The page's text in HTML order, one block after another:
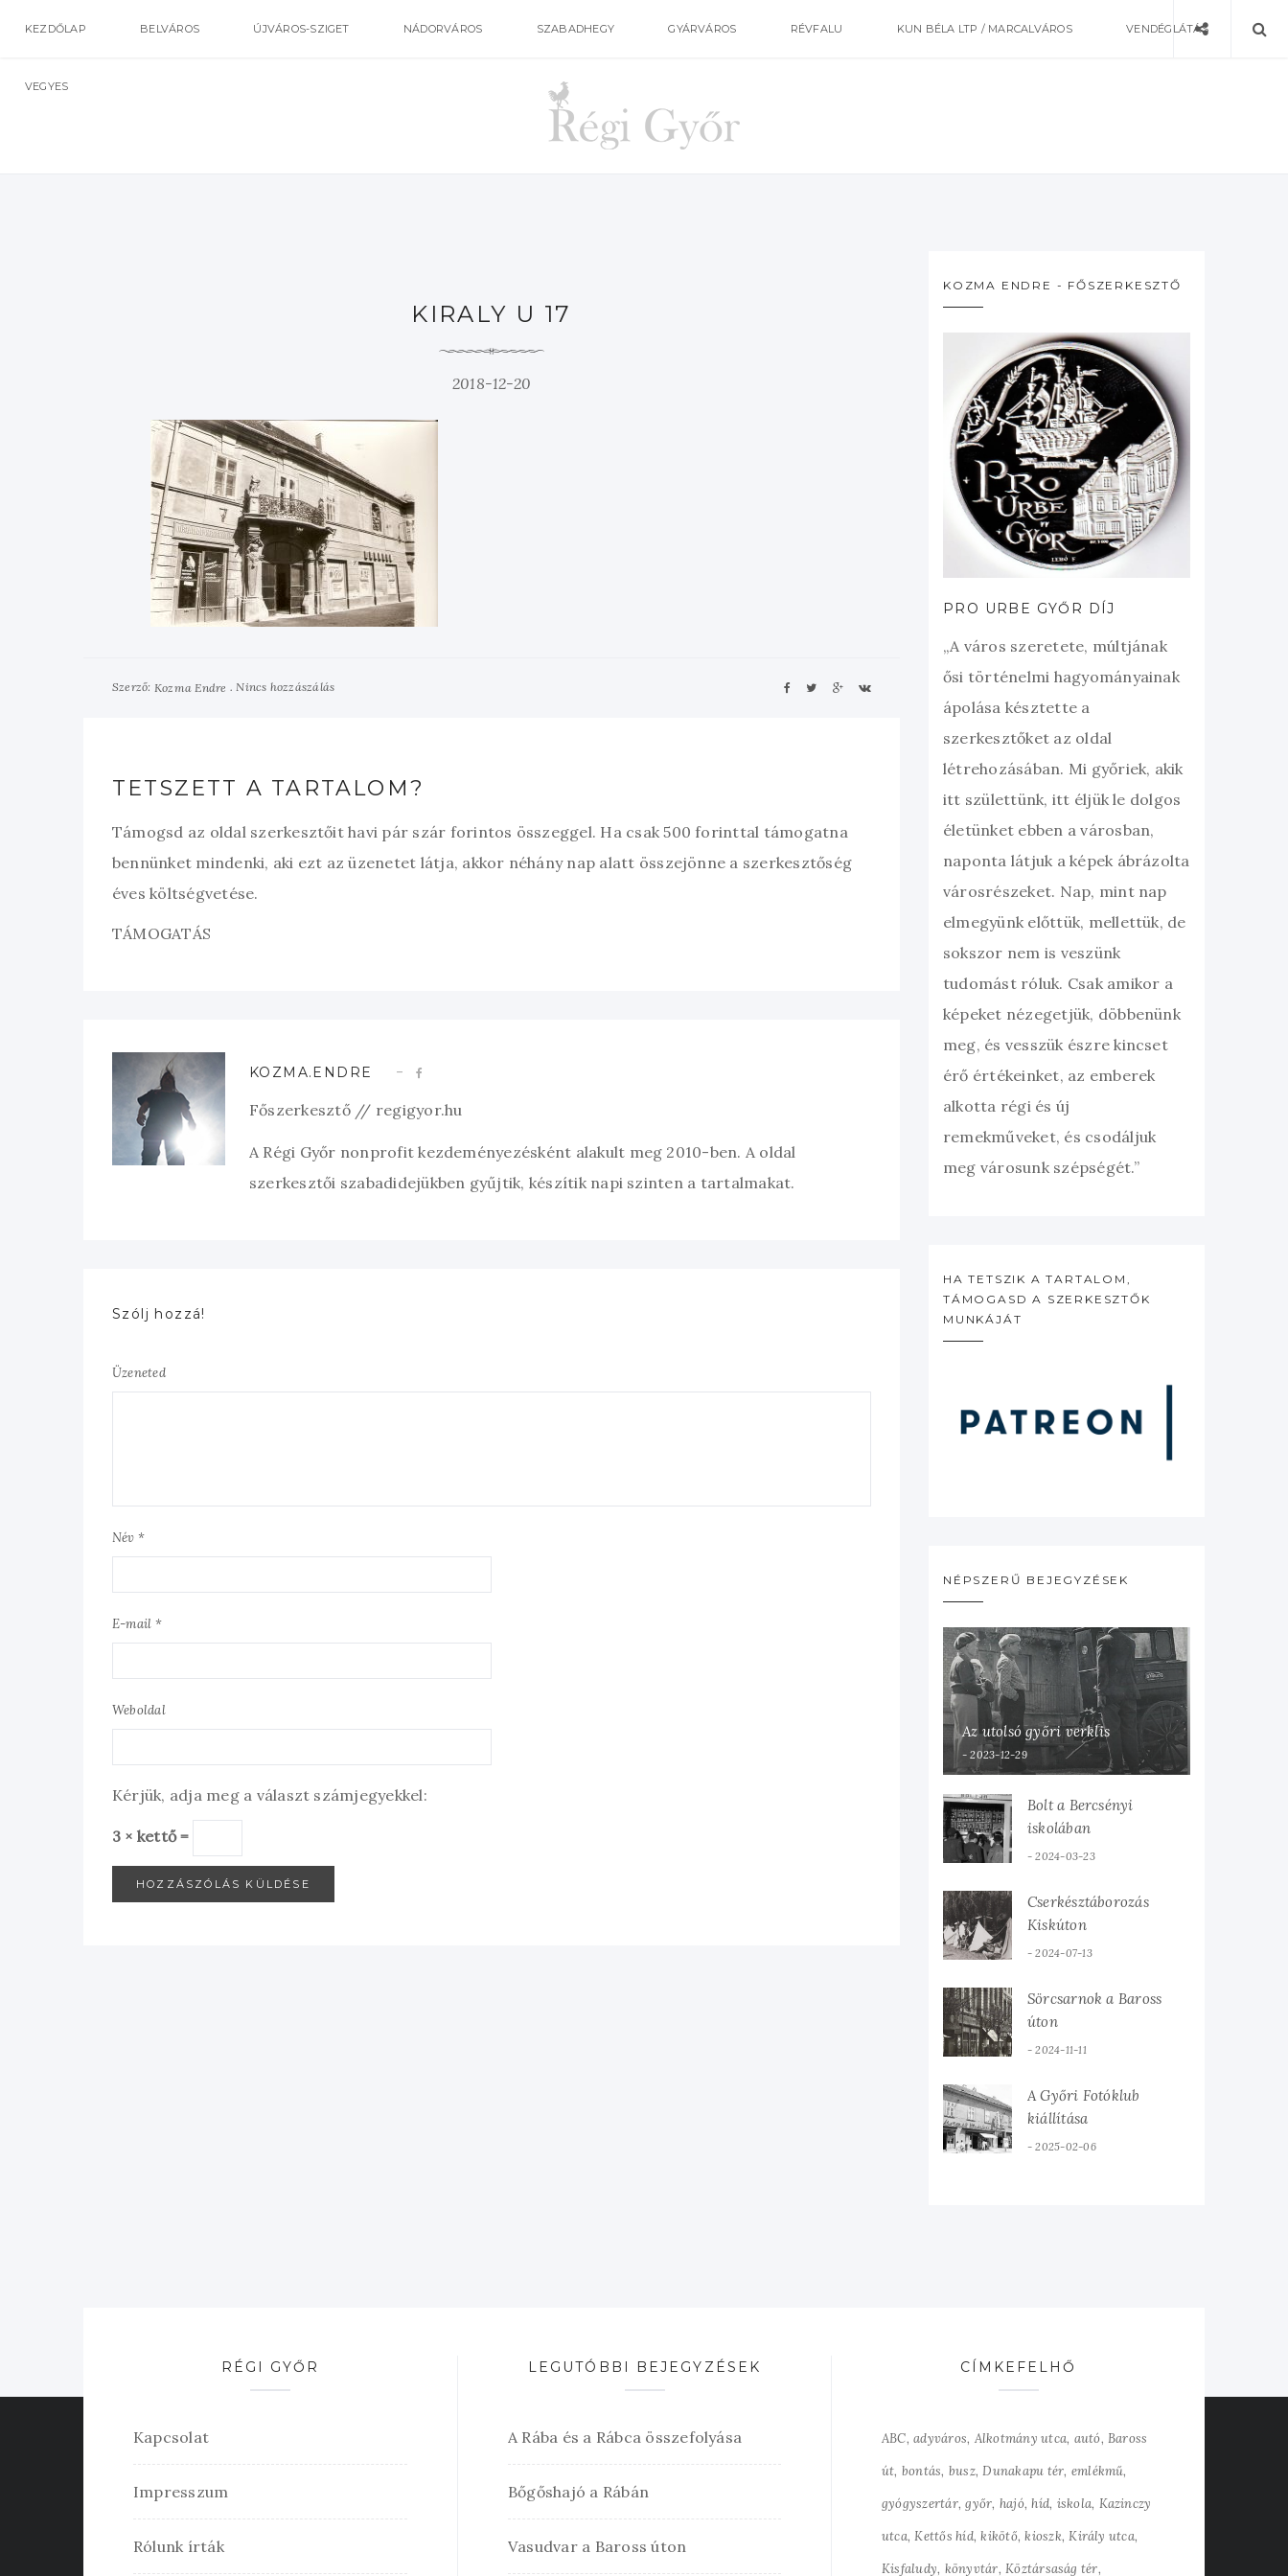
KEZDŐLAP BELVÁROS ÚJVÁROS-SZIGET NÁDORVÁROS SZABADHEGY GYÁRVÁROS RÉVFALU KUN BÉLA LTP / MARCALVÁROS VENDÉGLÁTÁS
VEGYES
KIRALY U 17
2018-12-20
Szerző: Kozma Endre Nincs hozzászálás
TETSZETT A TARTALOM?
Támogsd az oldal szerkesztőit havi pár szár forintos összeggel. Ha csak 500 forinttal támogatna
bennünket mindenki, aki ezt az üzenetet látja, akkor néhány nap alatt összejönne a szerkesztőség
éves költségvetése.
TÁMOGATÁS
KOZMA.ENDRE
Főszerkesztő // regigyor.hu
A Régi Győr nonprofit kezdeményezésként alakult meg 2010-ben. A oldal
szerkesztői szabadidejükben gyűjtik, készítik napi szinten a tartalmakat.
Szólj hozzá!
Üzeneted
Név *
E-mail *
Weboldal
Kérjük, adja meg a választ számjegyekkel:
3 × kettő =
KOZMA ENDRE - FŐSZERKESZTŐ
PRO URBE GYŐR DÍJ
„A város szeretete, múltjának
ősi történelmi hagyományainak
ápolása késztette a
szerkesztőket az oldal
létrehozásában. Mi győriek, akik
itt születtünk, itt éljük le dolgos
életünket ebben a városban,
naponta látjuk a képek ábrázolta
városrészeket. Nap, mint nap
elmegyünk előttük, mellettük, de
sokszor nem is veszünk
tudomást róluk. Csak amikor a
képeket nézegetjük, döbbenünk
meg, és vesszük észre kincset
érő értékeinket, az emberek
alkotta régi és új
remekműveket, és csodáljuk
meg városunk szépségét.”
HA TETSZIK A TARTALOM,
TÁMOGASD A SZERKESZTŐK
MUNKÁJÁT
NÉPSZERŰ BEJEGYZÉSEK
Az utolsó győri verklis
2023-12-29
Bolt a Bercsényi
iskolában
2024-03-23
Cserkésztáborozás
Kiskúton
2024-07-13
Sörcsarnok a Baross
úton
2024-11-11
A Győri Fotóklub
kiállítása
2025-02-06
RÉGI GYŐR
Kapcsolat
Impresszum
Rólunk írták
LEGUTÓBBI BEJEGYZÉSEK
A Rába és a Rábca összefolyása
Bőgőshajó a Rábán
Vasudvar a Baross úton
CÍMKEFELHŐ
ABC adyváros Alkotmány utca autó Baross
út bontás busz Dunakapu tér emlékmű
gyógyszertár győr hajó híd iskola Kazinczy
utca Kettős híd kikötő kioszk Király utca
Kisfaludy könyvtár Köztársaság tér